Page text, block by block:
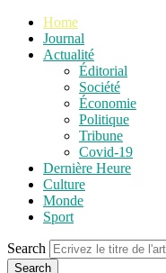
Home
Journal
Actualité
Éditorial
Société
Économie
Politique
Tribune
Covid-19
Dernière Heure
Culture
Monde
Sport
Search